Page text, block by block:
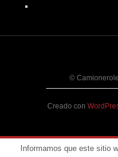
©
Creado con
Informamos que este sitio